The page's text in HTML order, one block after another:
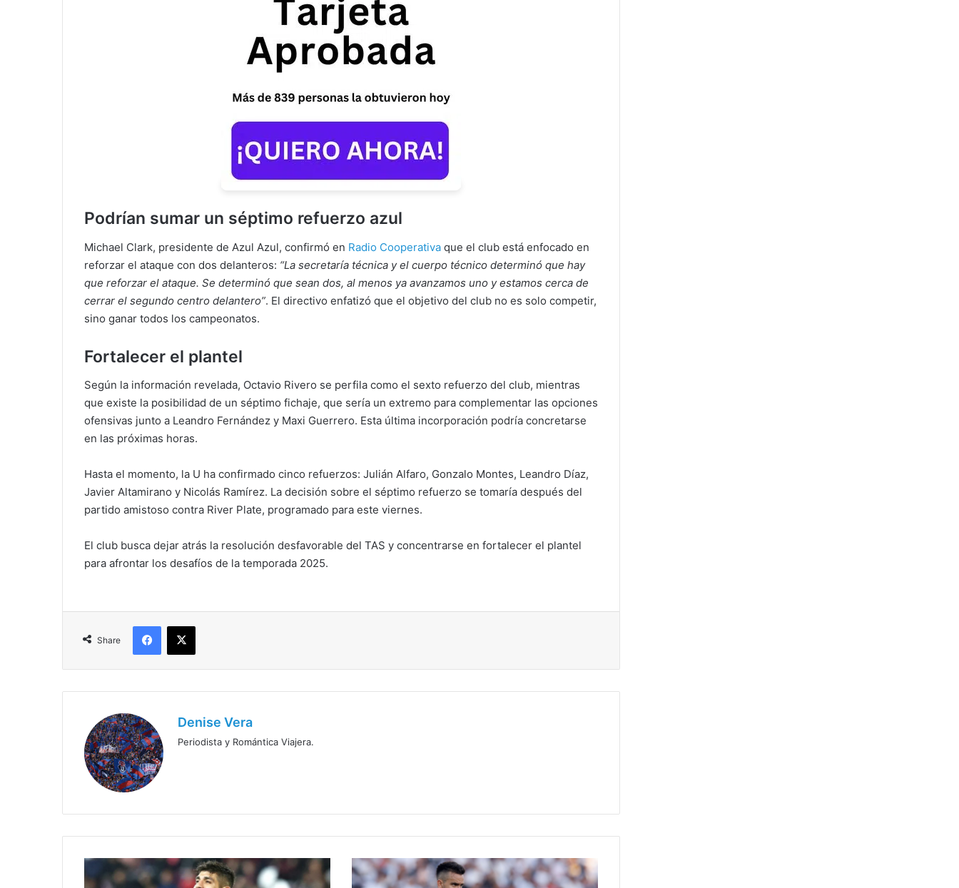
Podrían sumar un séptimo refuerzo azul
Michael Clark, presidente de Azul Azul, confirmó en Radio Cooperativa que el club está enfocado en
reforzar el ataque con dos delanteros: “La secretaría técnica y el cuerpo técnico determinó que hay
que reforzar el ataque. Se determinó que sean dos, al menos ya avanzamos uno y estamos cerca de
cerrar el segundo centro delantero”. El directivo enfatizó que el objetivo del club no es solo competir,
sino ganar todos los campeonatos.
Fortalecer el plantel
Según la información revelada, Octavio Rivero se perfila como el sexto refuerzo del club, mientras
que existe la posibilidad de un séptimo fichaje, que sería un extremo para complementar las opciones
ofensivas junto a Leandro Fernández y Maxi Guerrero. Esta última incorporación podría concretarse
en las próximas horas.
Hasta el momento, la U ha confirmado cinco refuerzos: Julián Alfaro, Gonzalo Montes, Leandro Díaz,
Javier Altamirano y Nicolás Ramírez. La decisión sobre el séptimo refuerzo se tomaría después del
partido amistoso contra River Plate, programado para este viernes.
El club busca dejar atrás la resolución desfavorable del TAS y concentrarse en fortalecer el plantel
para afrontar los desafíos de la temporada 2025.
Share
Facebook
X
Denise Vera
Periodista y Romántica Viajera.
Leandro
Díaz,
¿Por
qué